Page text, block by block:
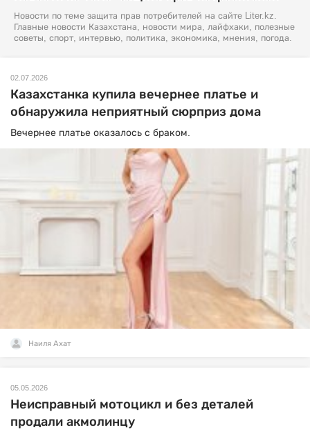
Новости по теме защита прав потребителей на сайте Liter.kz.
Главные новости Казахстана, новости мира, лайфхаки, полезные
советы, спорт, интервью, политика, экономика, мнения, погода.
02.07.2026
Казахстанка купила вечернее платье и
обнаружила неприятный сюрприз дома
Вечернее платье оказалось с браком.
Наиля Ахат
05.05.2026
Неисправный мотоцикл и без деталей
продали акмолинцу